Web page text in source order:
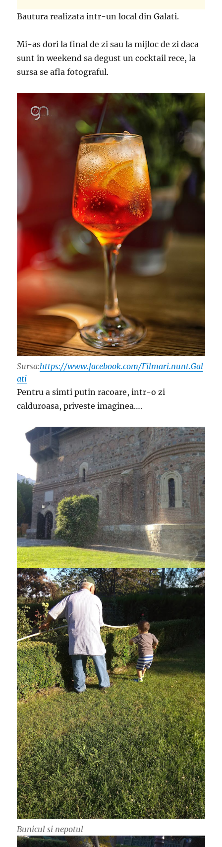
Bautura realizata intr-un local din Galati.
Mi-as dori la final de zi sau la mijloc de zi daca
sunt in weekend sa degust un cocktail rece, la
sursa se afla fotograful.
Sursa:https://www.facebook.com/Filmari.nunt.Gal
ati
Pentru a simti putin racoare, intr-o zi
calduroasa, priveste imaginea….
Bunicul si nepotul